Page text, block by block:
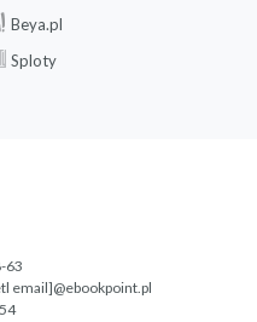
Beya.pl
Sploty
63
email]@ebookpoint.pl